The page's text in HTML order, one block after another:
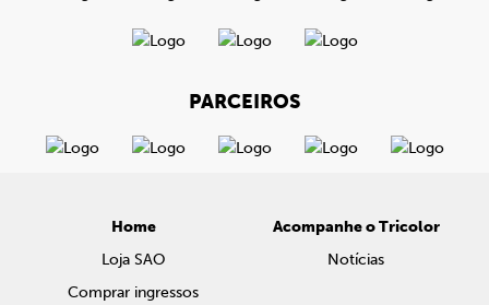
PARCEIROS
Home
Loja SAO
Comprar ingressos
Acompanhe o Tricolor
Notícias